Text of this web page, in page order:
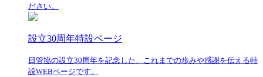
ださい。
設立30周年特設ページ
日管協の設立30周年を記念した、これまでの歩みや感謝を伝える特
設WEBページです。